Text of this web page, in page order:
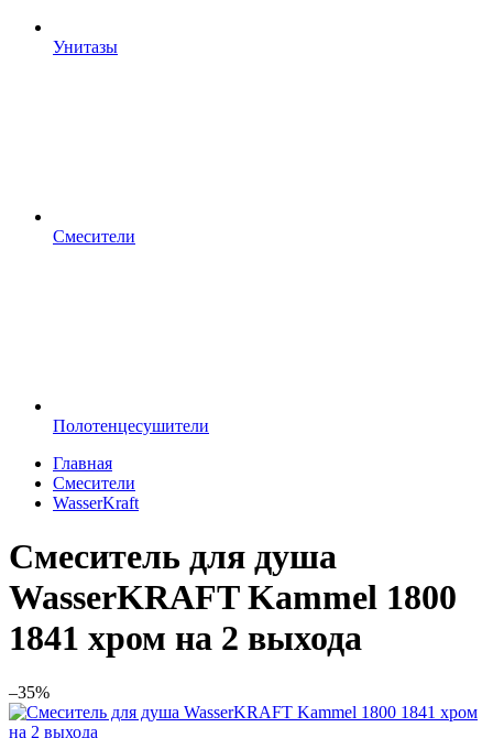
Унитазы
Смесители
Полотенцесушители
Главная
Смесители
WasserKraft
Смеситель для душа
WasserKRAFT Kammel 1800
1841 хром на 2 выхода
–35%